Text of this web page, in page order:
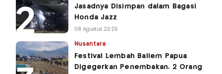
Jasadnya Disimpan dalam Bagasi
Honda Jazz
08 Agustus 2026
Nusantara
Festival Lembah Baliem Papua
Digegerkan Penembakan, 2 Orang